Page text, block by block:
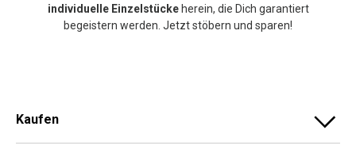
individuelle Einzelstücke herein, die Dich garantiert
begeistern werden. Jetzt stöbern und sparen!
Kaufen